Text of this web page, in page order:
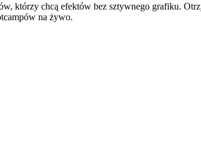
którzy chcą efektów bez sztywnego grafiku.
na żywo.